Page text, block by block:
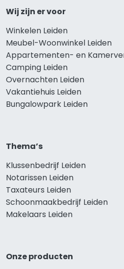
Wij zijn er voor
Winkelen Leiden
Meubel-Woonwinkel Leiden
Appartementen- en
Camping Leiden
Overnachten Leiden
Vakantiehuis Leiden
Bungalowpark Leiden
Thema’s
Klussenbedrijf Leiden
Notarissen Leiden
Taxateurs Leiden
Schoonmaakbedrijf Leiden
Makelaars Leiden
Onze producten